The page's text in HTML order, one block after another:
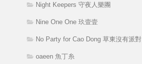
Night Keepers 守夜人樂團
Nine One One 玖壹壹
No Party for Cao Dong 草東沒有派對
oaeen 魚丁糸